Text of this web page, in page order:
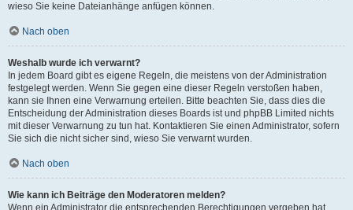
wieso Sie keine Dateianhänge anfügen können.
Nach oben
Weshalb wurde ich verwarnt?
In jedem Board gibt es eigene Regeln, die meistens von der Administration
festgelegt werden. Wenn Sie gegen eine dieser Regeln verstoßen haben,
kann sie Ihnen eine Verwarnung erteilen. Bitte beachten Sie, dass dies die
Entscheidung der Administration dieses Boards ist und phpBB Limited nichts
mit dieser Verwarnung zu tun hat. Kontaktieren Sie einen Administrator, sofern
Sie sich die nicht sicher sind, wieso Sie verwarnt wurden.
Nach oben
Wie kann ich Beiträge den Moderatoren melden?
Wenn ein Administrator die entsprechenden Berechtigungen vergeben hat,